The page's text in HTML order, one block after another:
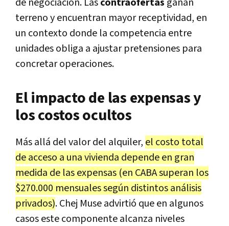
terreno y encuentran mayor receptividad, en
un contexto donde la competencia entre
unidades obliga a ajustar pretensiones para
concretar operaciones.
El impacto de las expensas y
los costos ocultos
Más allá del valor del alquiler, el costo total
de acceso a una vivienda depende en gran
medida de las expensas (en CABA superan los
$270.000 mensuales según distintos análisis
privados). Chej Muse advirtió que en algunos
casos este componente alcanza niveles